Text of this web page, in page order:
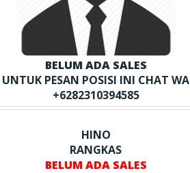
BELUM ADA SALES
UNTUK PESAN POSISI INI CHAT WA
+6282310394585
HINO
RANGKAS
BELUM ADA SALES